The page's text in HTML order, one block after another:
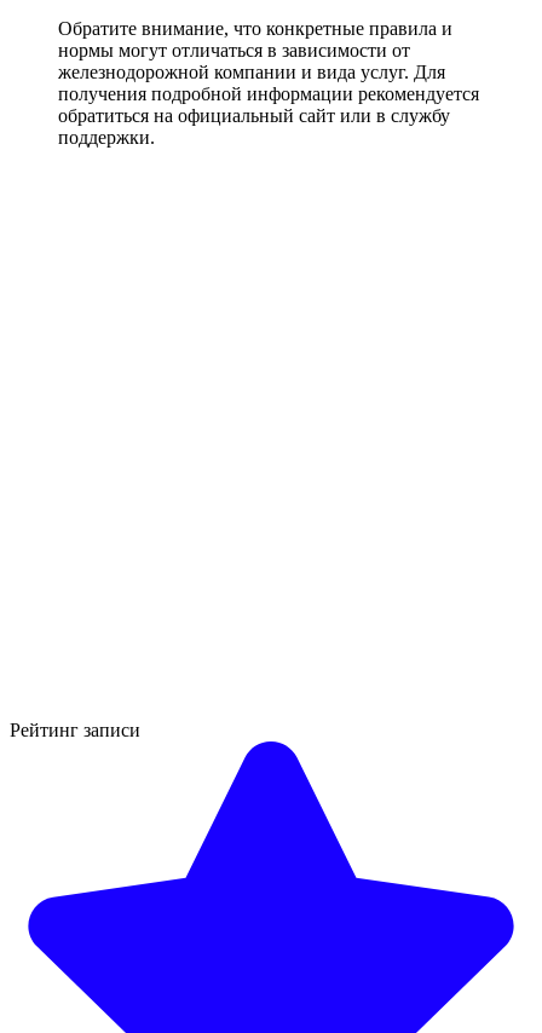
Обратите внимание, что конкретные правила и
нормы могут отличаться в зависимости от
железнодорожной компании и вида услуг. Для
получения подробной информации рекомендуется
обратиться на официальный сайт или в службу
поддержки.
Рейтинг записи